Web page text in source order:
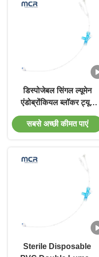
डिस्पोजेबल सिंगल ल्यूमेन
एंडोब्रोंकियल ब्लॉकर ट्यूब
पीवीसी ट्यूब पीयू कफ के साथ
सबसे अच्छी कीमत पाएं
Sterile Disposable